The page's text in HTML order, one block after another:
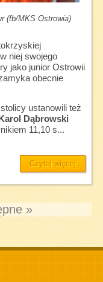
(fb/MKS Ostrowia)
niej swojego
jako junior Ostrowii
obecnie
ustanowili też
Karol Dąbrowski
11,10 s...
Czytaj więcej
»